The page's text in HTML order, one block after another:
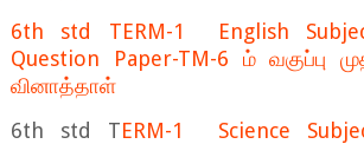
6th std TERM-1 English
Question Paper-TM-6 ம் வகுப்பு
வினாத்தாள்
6th std TERM-1 Science